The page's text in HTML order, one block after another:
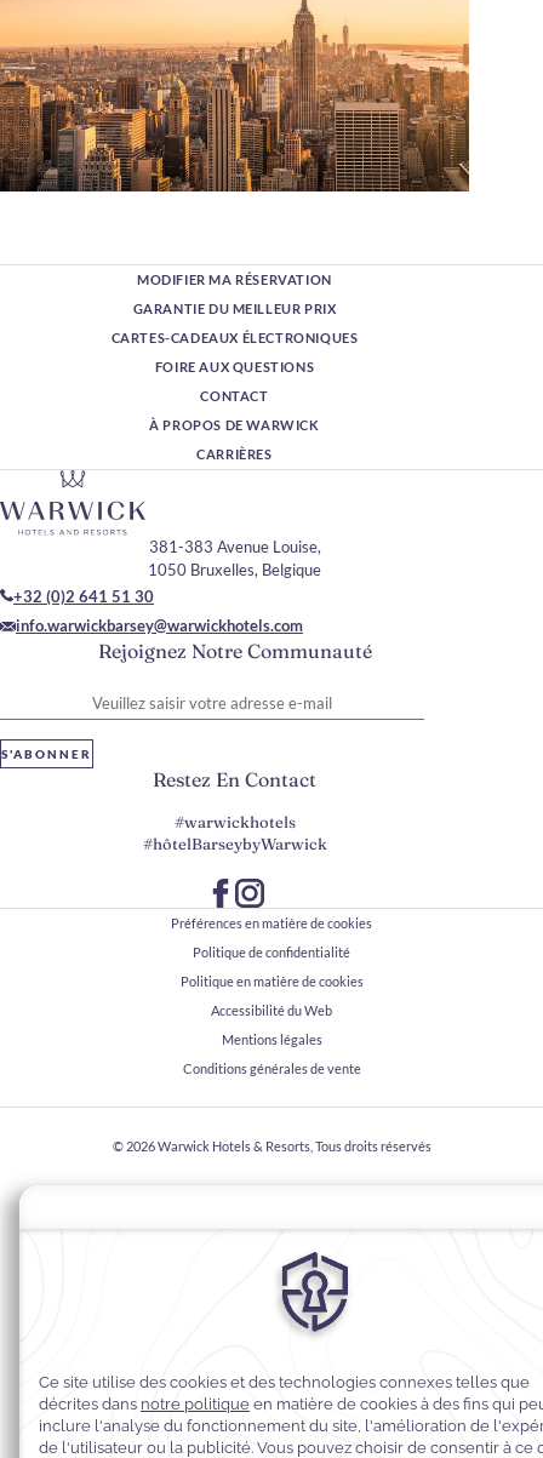
MODIFIER MA RÉSERVATION
GARANTIE DU MEILLEUR PRIX
CARTES-CADEAUX ÉLECTRONIQUES
FOIRE AUX QUESTIONS
CONTACT
À PROPOS DE WARWICK
CARRIÈRES
Rejoignez Notre Communauté
S'ABONNER
381-383 Avenue Louise,
1050 Bruxelles, Belgique
+32 (0)2 641 51 30
info.warwickbarsey@warwickhotels.com
Restez En Contact
#warwickhotels
#hôtelBarseybyWarwick
Préférences en matière de cookies
Politique de confidentialité
Politique en matière de cookies
Accessibilité du Web
Mentions légales
Conditions générales de vente
© 2026Warwick Hotels & Resorts, Tous droits réservés